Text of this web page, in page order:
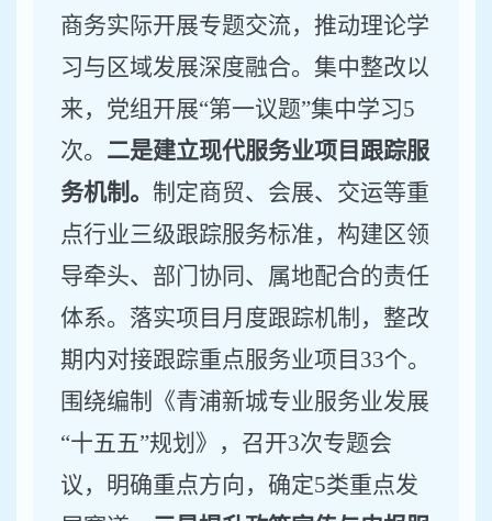
商务实际开展专题交流，推动理论学
习与区域发展深度融合。集中整改以
来，党组开展“第一议题”集中学习5
次。 二是建立现代服务业项目跟踪服
务机制。 制定商贸、会展、交运等重
点行业三级跟踪服务标准，构建区领
导牵头、部门协同、属地配合的责任
体系。落实项目月度跟踪机制，整改
期内对接跟踪重点服务业项目 33个。
围绕编制
《青浦新城专业服务业发展
“十五五”规划 》 ，召开3次专题会
议，明确重点方向，确定5类重点发